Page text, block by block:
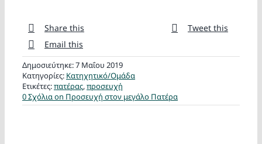
Share this
Tweet this
Email this
Δημοσιεύτηκε: 7 Μαΐου 2019
Κατηγορίες: Κατηχητικό/Ομάδα
Ετικέτες:πατέρας,προσευχή
0 Σχόλιαon Προσευχή στον μεγάλο Πατέρα